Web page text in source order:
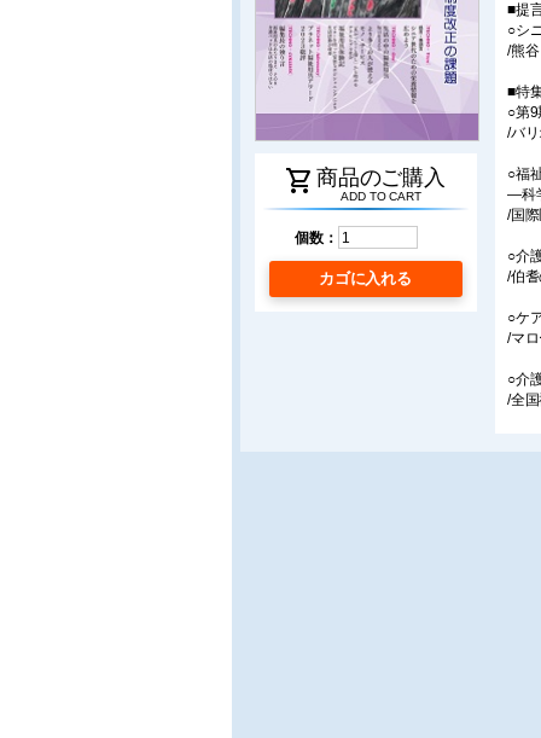
shopping_cart 商品のご購入
ADD TO CART
個数：
カゴに入れる
■提
○シ
/熊
■特
○第
/バ
○福
―科
/国
○介
/伯
○ケ
/マ
○介
/全